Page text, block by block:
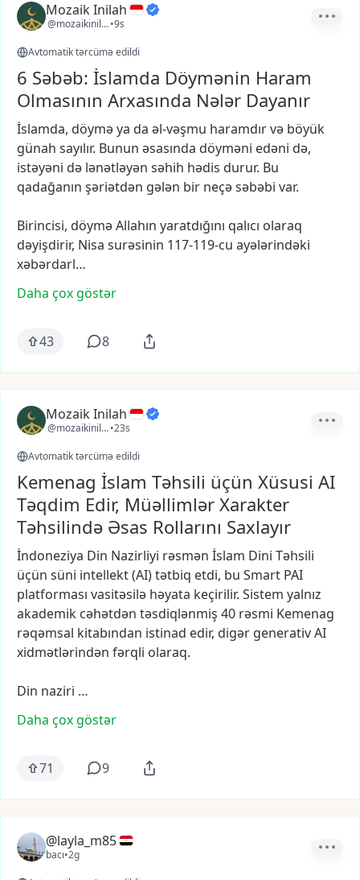
Mozaik Inilah
@mozaikinilah•9s
Avtomatik tərcümə edildi
6 Səbəb: İslamda Döymənin Haram
Olmasının Arxasında Nələr Dayanır
İslamda, döyməya da əl-vəşmu haramdırvə böyük
günah sayılır. Bunun əsasında döyməni edəni də,
istəyəni də lənətləyən səhih hədis durur. Bu
qadağanın şəriətdən gələn bir neçəsəbəbi var.
Birincisi, döyməAllahın yaratdığını qalıcı olaraq
dəyişdirir, Nisa surəsinin 117-119-cu ayələrindəki
xəbərdarl…
Daha çox göstər
43 8
Mozaik Inilah
@mozaikinilah•23s
Avtomatik tərcümə edildi
Kemenag İslam Təhsili üçün Xüsusi AI
Təqdim Edir, Müəllimlər Xarakter
Təhsilində Əsas Rollarını Saxlayır
İndoneziya Din Nazirliyi rəsmən İslam Dini Təhsili
üçün süni intellekt(AI)tətbiq etdi, bu Smart PAI
platforması vasitəsilə həyata keçirilir. Sistem yalnız
akademik cəhətdən təsdiqlənmiş 40 rəsmi Kemenag
rəqəmsal kitabından istinad edir, digər generativAI
xidmətlərindən fərqli olaraq.
Din naziri …
Daha çox göstər
71 9
@layla_m85
bacı•2g